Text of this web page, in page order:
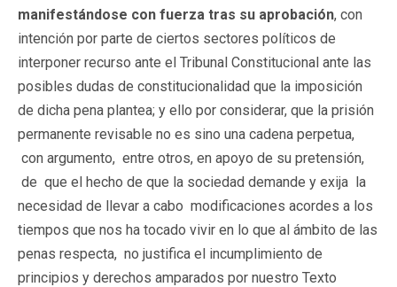
manifestándose con fuerza tras su aprobación, con
intención por parte de ciertos sectores políticos de
interponer recurso ante el Tribunal Constitucional ante las
posibles dudas de constitucionalidad que la imposición
de dicha pena plantea; y ello por considerar, que la prisión
permanente revisable no es sino una cadena perpetua,
con argumento, entre otros, en apoyo de su pretensión,
de que el hecho de que la sociedad demande y exija la
necesidad de llevar a cabo modificaciones acordes a los
tiempos que nos ha tocado vivir en lo que al ámbito de las
penas respecta, no justifica el incumplimiento de
principios y derechos amparados por nuestro Texto